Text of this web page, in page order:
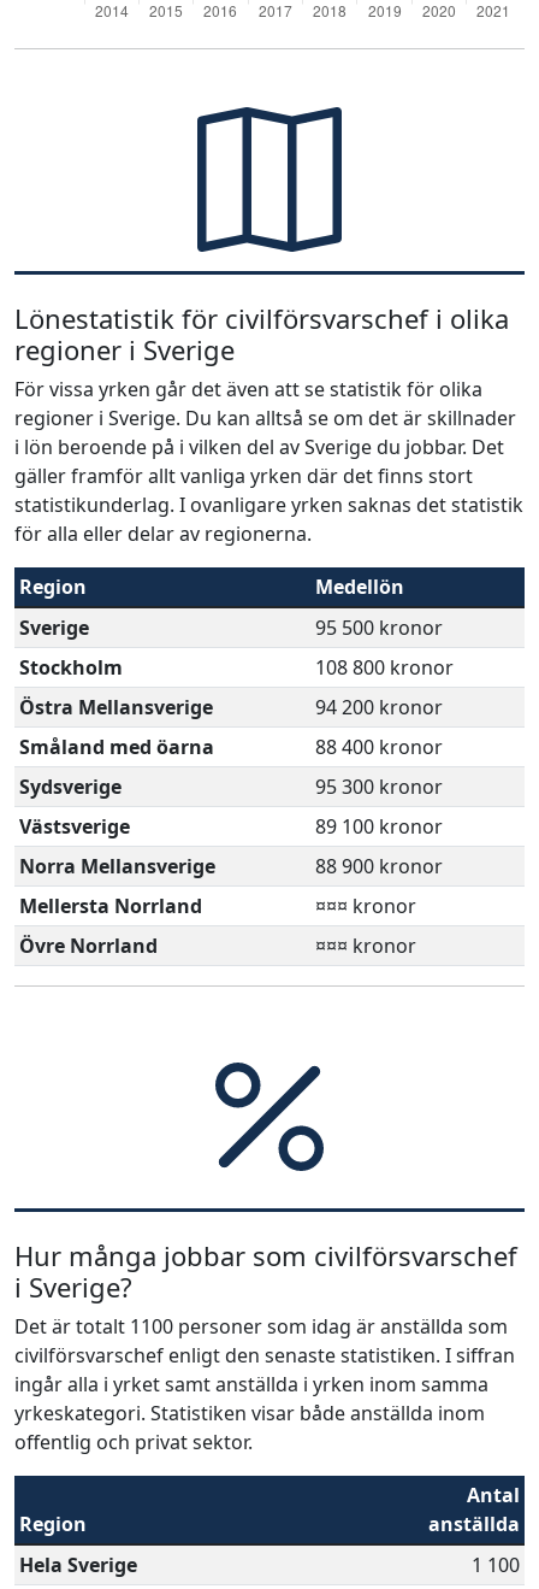
Lönestatistik för civilförsvarschef i olika
regioner i Sverige
För vissa yrken går det även att se statistik för olika
regioner i Sverige. Du kan alltså se om det är skillnader
i lön beroende på i vilken del av Sverige du jobbar. Det
gäller framför allt vanliga yrken där det finns stort
statistikunderlag. I ovanligare yrken saknas det statistik
för alla eller delar av regionerna.
Region
Medellön
Sverige
95 500 kronor
Stockholm
108 800 kronor
Östra Mellansverige
94 200 kronor
Småland med öarna
88 400 kronor
Sydsverige
95 300 kronor
Västsverige
89 100 kronor
Norra Mellansverige
88 900 kronor
Mellersta Norrland
¤¤¤ kronor
Övre Norrland
¤¤¤ kronor
Hur många jobbar som civilförsvarschef
i Sverige?
Det är totalt 1100 personer som idag är anställda som
civilförsvarschef enligt den senaste statistiken. I siffran
ingår alla i yrket samt anställda i yrken inom samma
yrkeskategori. Statistiken visar både anställda inom
offentlig och privat sektor.
Region
Antal
anställda
Hela Sverige
1 100